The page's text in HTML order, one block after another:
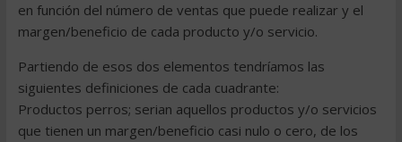
en función del número de ventas que puede realizar y el
margen/beneficio de cada producto y/o servicio.
Partiendo de esos dos elementos tendríamos las
siguientes definiciones de cada cuadrante:
Productos perros; serian aquellos productos y/o servicios
que tienen un margen/beneficio casi nulo o cero, de los